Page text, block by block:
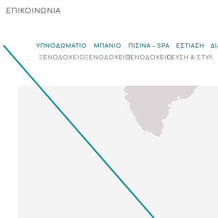
ΕΠΙΚΟΙΝΩΝΙΑ
ΥΠΝΟΔΩΜΑΤΙΟ
ΞΕΝΟΔΟΧΕΙΟ
ΜΠΑΝΙΟ
ΞΕΝΟΔΟΧΕΙΟ
ΠΙΣΙΝΑ – SPA
ΞΕΝΟΔΟΧΕΙΟ
ΕΣΤΙΑΣΗ
ΓΕΥΣΗ & ΣΤΥΛ